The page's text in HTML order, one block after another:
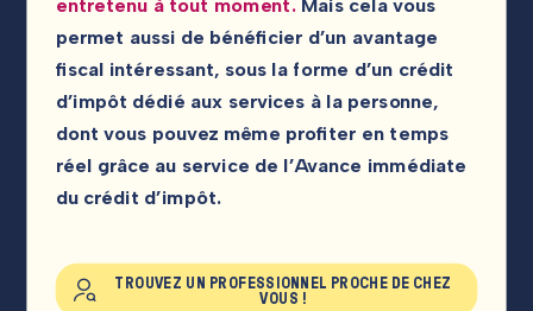
entretenu à tout moment.Mais cela vous
permet aussi de bénéficier d’un avantage
fiscal intéressant, sous la forme d’un crédit
d’impôt dédié aux services à la personne,
dont vous pouvez même profiter en temps
réel grâce au service de l’Avance immédiate
du crédit d’impôt.
TROUVEZ UN PROFESSIONNEL PROCHE DE CHEZ
VOUS !